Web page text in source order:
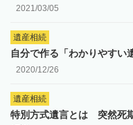
2021/03/05
遺産相続
自分で作る「わかりやすい
2020/12/26
遺産相続
特別方式遺言とは 突然死